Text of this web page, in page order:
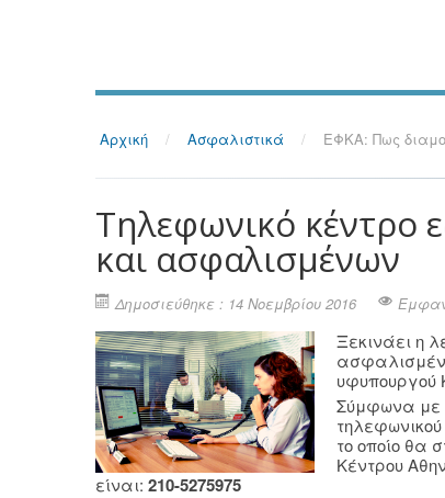
Αρχική / Ασφαλιστικά / ΕΦΚΑ: Πως
Τηλεφωνικό κέντρο
και ασφαλισμένων
Δημοσιεύθηκε : 14 Νοεμβρίου 2016
Ξεκινάει η
υφυπουργού
Σύμφωνα με
το οποίο θα
Κέντρου
είναι: 210-5275975